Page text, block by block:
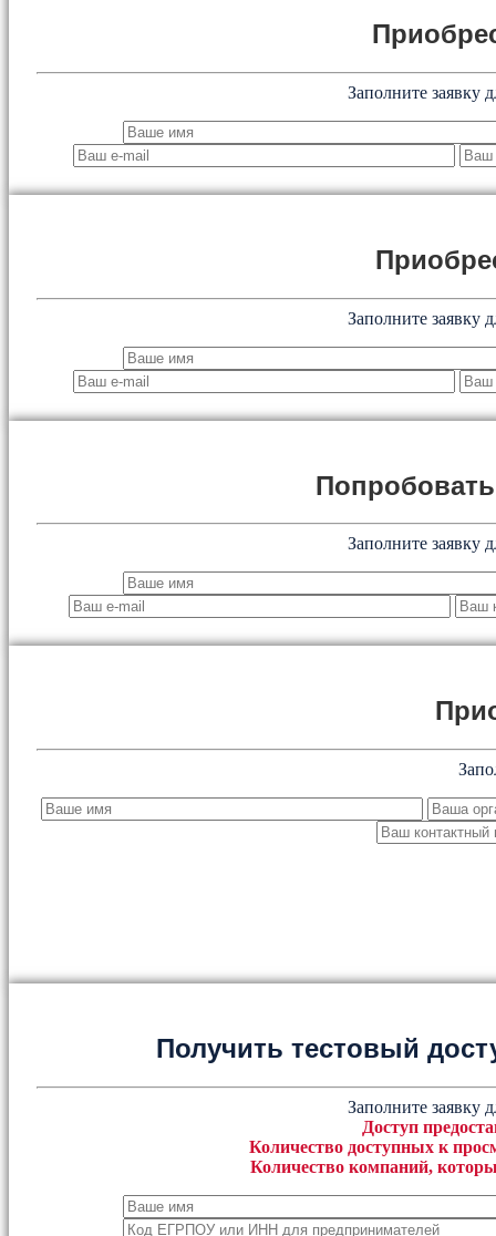
Заполните заявку
Заполните заявку
Заполните заявку
Получить тестовый
Заполните заявку
Доступ
Количество доступных к
Количество компаний,